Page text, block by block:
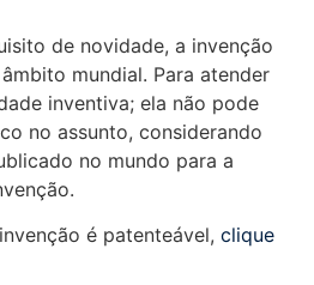
de novidade, a invenção
mundial. Para atender
inventiva; ela não pode
no assunto, considerando
no mundo para a
é patenteável, clique